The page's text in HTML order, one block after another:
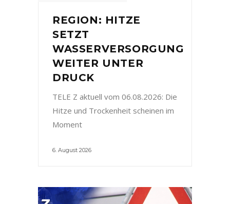
REGION: HITZE
SETZT
WASSERVERSORGUNG
WEITER UNTER
DRUCK
TELE Z aktuell vom 06.08.2026: Die
Hitze und Trockenheit scheinen im
Moment
6. August 2026